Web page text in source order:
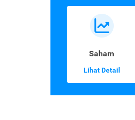
Saham
Lihat Detail